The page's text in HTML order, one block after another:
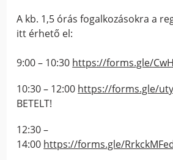
A kb. 1,5 órás fogalkozásokra a
itt érhető el:
9:00 – 10:30 https://forms.gle/
10:30 – 12:00 https://forms.gle/
BETELT!
12:30 –
14:00 https://forms.gle/